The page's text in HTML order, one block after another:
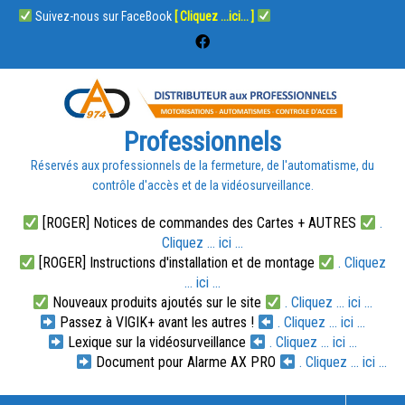
Suivez-nous sur FaceBook [ Cliquez ...ici... ]
Professionnels
Réservés aux professionnels de la fermeture, de l'automatisme, du
contrôle d'accès et de la vidéosurveillance.
[ROGER] Notices de commandes des Cartes + AUTRES
.
Cliquez ... ici ...
[ROGER] Instructions d'installation et de montage
. Cliquez
... ici ...
Nouveaux produits ajoutés sur le site
. Cliquez ... ici ...
Passez à VIGIK+ avant les autres !
. Cliquez ... ici ...
Lexique sur la vidéosurveillance
. Cliquez ... ici ...
Document pour Alarme AX PRO
. Cliquez ... ici ...